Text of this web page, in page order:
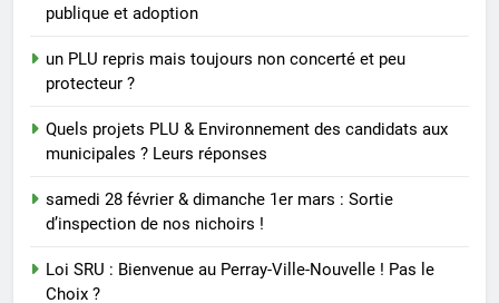
publique et adoption
un PLU repris mais toujours non concerté et peu
protecteur ?
Quels projets PLU & Environnement des candidats aux
municipales ? Leurs réponses
samedi 28 février & dimanche 1er mars : Sortie
d’inspection de nos nichoirs !
Loi SRU : Bienvenue au Perray-Ville-Nouvelle ! Pas le
Choix ?